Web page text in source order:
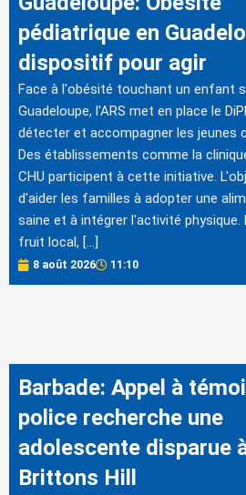
pédiatrique en
dispositif pour agir
Face à l'obésité touchant un enfant
Guadeloupe, l'ARS met en place le
détecter et accompagner les jeunes
Des établissements comme la
CHU participent à cette initiative.
d'aider les familles à adopter une
saine et à intégrer l'activité physique.
fruit local, […]
8 août 2026 11:10
Barbade: Appel à
police recherche une
adolescente disparue
Brittons Hill